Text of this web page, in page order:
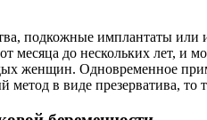
подкожные имплантаты
месяца до нескольких лет,
женщин. Одновременное
метод в виде